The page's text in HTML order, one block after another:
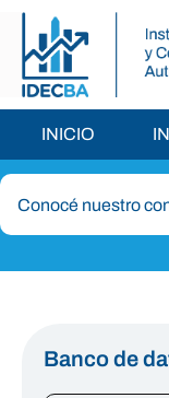
INICIO
Banco de